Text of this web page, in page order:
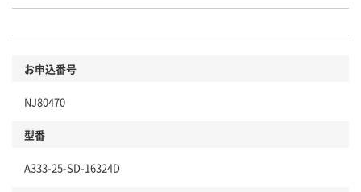
お申込番号
NJ80470
型番
A333-25-SD-16324D